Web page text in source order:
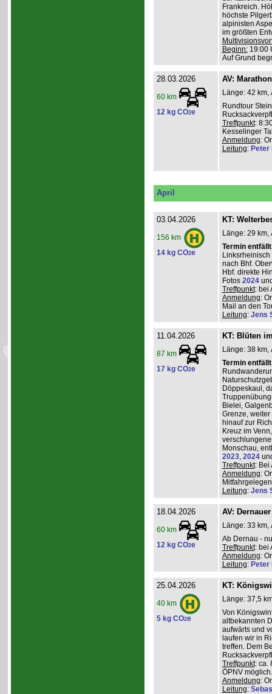
Frankreich.
höchste
alpinisten
im größten
Beginn:19:00
Auf Grund
28.03.2026
60 km
12 kg CO2e
AV:
Länge: 42 km,
Rundtour
Treffpunkt:
Kesselinger
Anmeldung:
Leitung: Peter
April
03.04.2026
156 km
14 kg CO2e
KT:
Länge: 29 km,
Termin
nach Bhf.
Hbf. direkte
Fotos 2024
Treffpunkt: bei
Anmeldung:
Mail an den
Leitung: Jens
11.04.2026
87 km
17 kg CO2e
KT: Blüten
Länge: 38 km,
Termin
Döppeskaul,
Bielei,
Grenze,
hinauf zur
Kreuz im
Monschau,
2023, 2024
Treffpunkt: Bei
Anmeldung:
Leitung: Jens
18.04.2026
60 km
12 kg CO2e
AV:
Länge: 33 km,
Ab Dernau -
Treffpunkt: bei
Anmeldung:
Leitung: Peter
25.04.2026
40 km
5 kg CO2e
KT:
Länge: 37,5
Von
altbekannten
aufwärts und
laufen wir in
treffen. Dem
Treffpunkt: ca.
ÖPNV
Anmeldung:
Leitung: